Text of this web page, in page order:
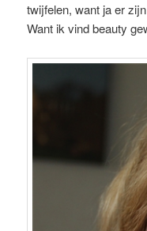
twijfelen, want ja er
Want ik vind beauty